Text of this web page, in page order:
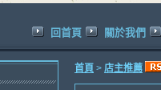
回首頁 關於我們
首頁 > 店主推薦